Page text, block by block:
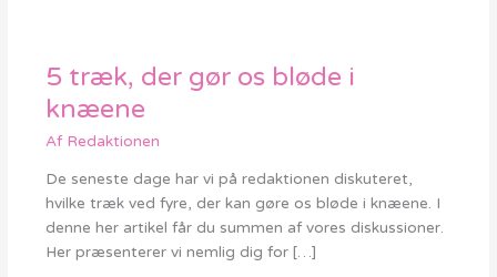
5 træk, der gør os bløde i
knæene
Af Redaktionen
De seneste dage har vi på redaktionen diskuteret,
hvilke træk ved fyre, der kan gøre os bløde i knæene. I
denne her artikel får du summen af vores diskussioner.
Her præsenterer vi nemlig dig for […]
5
træk,
der
gør
os
bløde
knæene